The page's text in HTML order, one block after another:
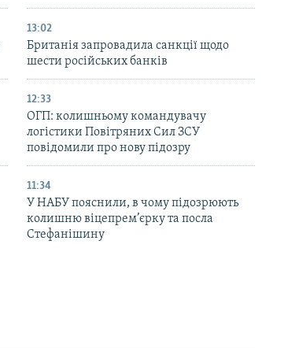
13:02
Британія запровадила санкції щодо
шести російських банків
12:33
ОГП: колишньому командувачу
логістики Повітряних Сил ЗСУ
повідомили про нову підозру
11:34
У НАБУ пояснили, в чому підозрюють
колишню віцепрем’єрку та посла
Стефанішину